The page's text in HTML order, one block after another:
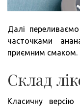
Далі
часточками
приємним смаком.
Склад
Класичну версію